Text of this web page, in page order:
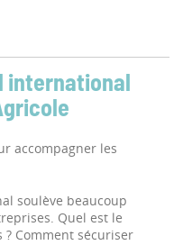
international
accompagner les
soulève beaucoup
Quel est le
Comment sécuriser